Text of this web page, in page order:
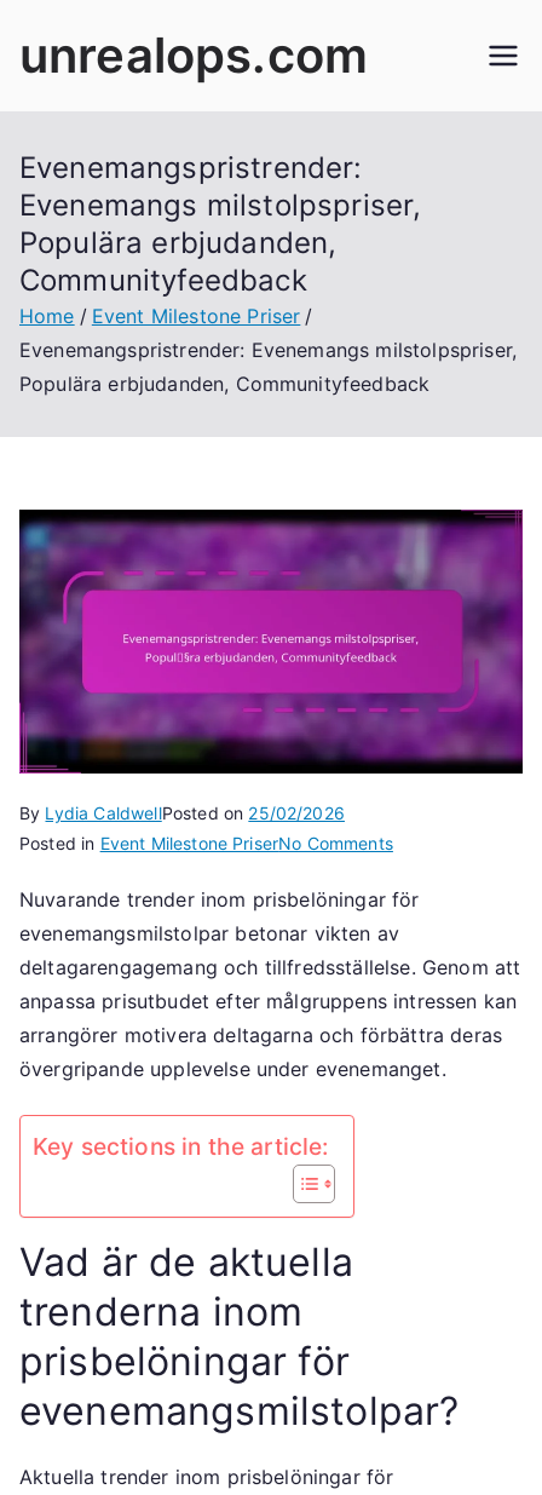
unrealops.com
Evenemangspristrender:
Evenemangs milstolpspriser,
Populära erbjudanden,
Communityfeedback
Home
Event Milestone Priser
Evenemangspristrender: Evenemangs milstolpspriser,
Populära erbjudanden, Communityfeedback
By Lydia CaldwellPosted on 25/02/2026
Posted in Event Milestone PriserNo Commentson
Evenemangs
milstolpspriser,
Populära
erbjudanden,
Nuvarande trender inom prisbelöningar för
evenemangsmilstolpar betonar vikten av
deltagarengagemang och tillfredsställelse. Genom att
anpassa prisutbudet efter målgruppens intressen kan
arrangörer motivera deltagarna och förbättra deras
övergripande upplevelse under evenemanget.
Key sections in the article:
Vad är de aktuella
trenderna inom
prisbelöningar för
evenemangsmilstolpar?
Aktuella trender inom prisbelöningar för